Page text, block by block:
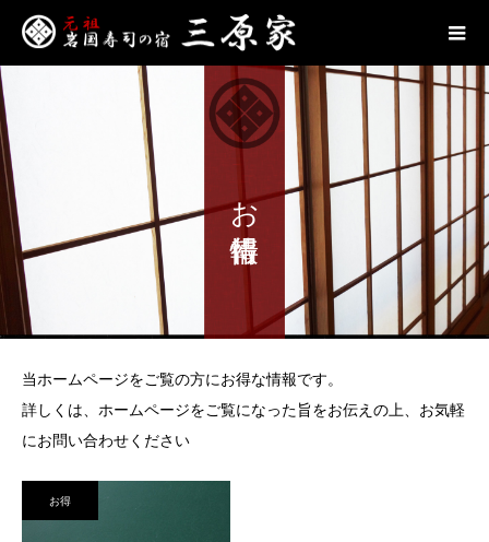
お得情報
当ホームページをご覧の方にお得な情報です。
詳しくは、ホームページをご覧になった旨をお伝えの上、お気軽
にお問い合わせください
お得